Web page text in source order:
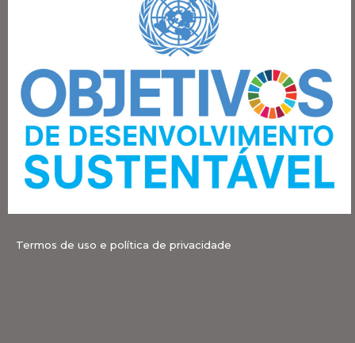
Termos de uso e política de privacidade